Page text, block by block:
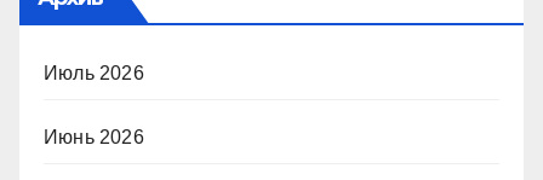
Июль 2026
Июнь 2026